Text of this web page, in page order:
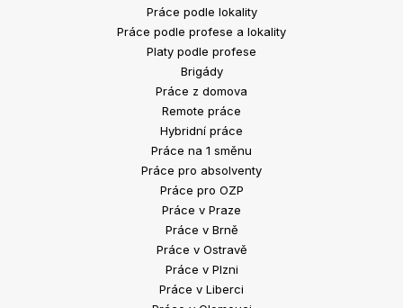
Práce podle lokality
Práce podle profese a lokality
Platy podle profese
Brigády
Práce z domova
Remote práce
Hybridní práce
Práce na 1 směnu
Práce pro absolventy
Práce pro OZP
Práce v Praze
Práce v Brně
Práce v Ostravě
Práce v Plzni
Práce v Liberci